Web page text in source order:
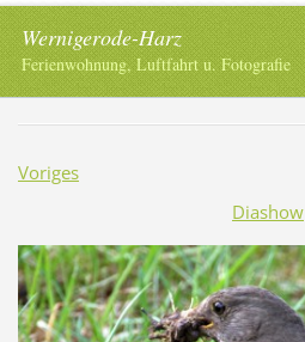
Wernigerode-Harz
Ferienwohnung, Luftfahrt u. Fotografie
Voriges
Diashow